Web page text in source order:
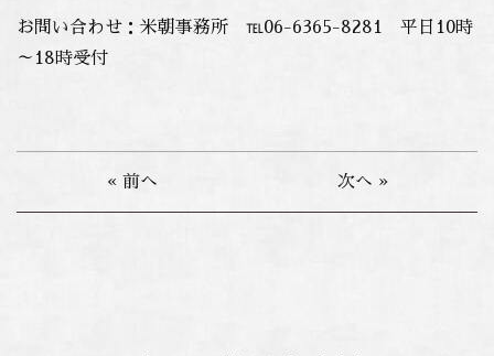
お問い合わせ：米朝事務所 ℡06-6365-8281 平日10時
～18時受付
« 前へ 次へ »